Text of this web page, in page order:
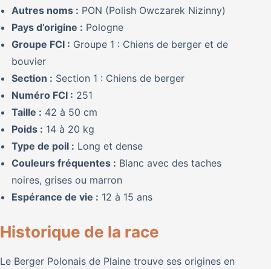
Autres noms : PON (Polish Owczarek Nizinny)
Pays d’origine : Pologne
Groupe FCI : Groupe 1 : Chiens de berger et de
bouvier
Section : Section 1 : Chiens de berger
Numéro FCI : 251
Taille : 42 à 50 cm
Poids : 14 à 20 kg
Type de poil : Long et dense
Couleurs fréquentes : Blanc avec des taches
noires, grises ou marron
Espérance de vie : 12 à 15 ans
Historique de la race
Le Berger Polonais de Plaine trouve ses origines en